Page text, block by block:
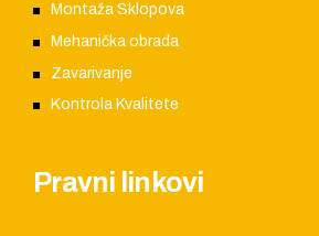
Montaža Sklopova
Mehanička obrada
Zavarivanje
Kontrola Kvalitete
Pravni linkovi